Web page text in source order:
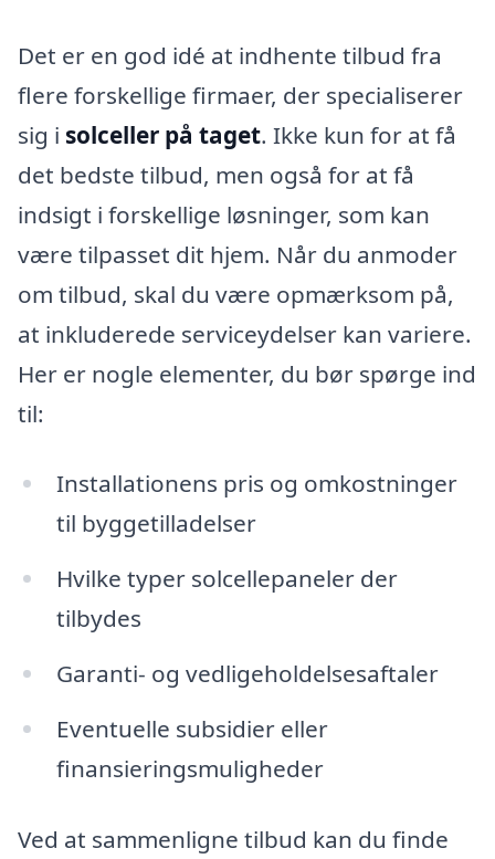
Det er en god idé at indhente tilbud fra
flere forskellige firmaer, der specialiserer
sig i solceller på taget. Ikke kun for at få
det bedste tilbud, men også for at få
indsigt i forskellige løsninger, som kan
være tilpasset dit hjem. Når du anmoder
om tilbud, skal du være opmærksom på,
at inkluderede serviceydelser kan variere.
Her er nogle elementer, du bør spørge ind
til:
Installationens pris og omkostninger
til byggetilladelser
Hvilke typer solcellepaneler der
tilbydes
Garanti- og vedligeholdelsesaftaler
Eventuelle subsidier eller
finansieringsmuligheder
Ved at sammenligne tilbud kan du finde